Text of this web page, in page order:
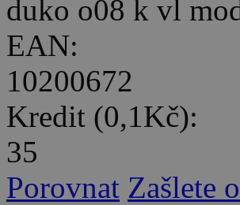
duko o08 k vl
EAN:
10200672
Kredit (0,1Kč):
35
Porovnat Zašlete